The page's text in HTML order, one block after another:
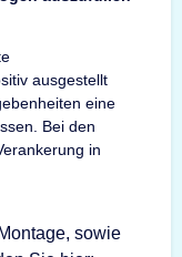
ausgestellt
eine
Bei den
in
sowie